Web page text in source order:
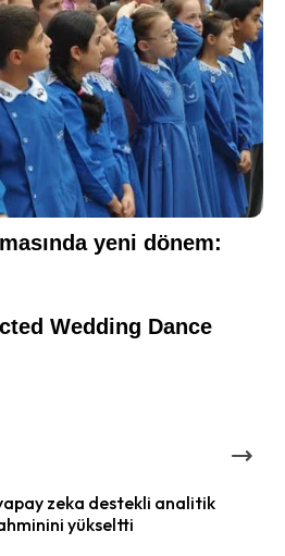
zeka destekli analitik
yükseltti